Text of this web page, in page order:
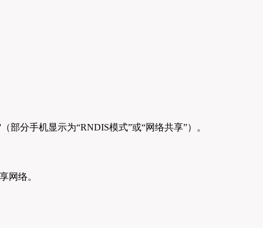
（部分手机显示为“RNDIS模式”或“网络共享”）。
网络。